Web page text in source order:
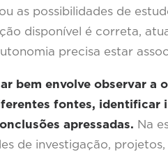
as possibilidades de
disponível é correta,
precisa estar
bem envolve observar a
fontes, identificar
apressadas. Na
de investigação,